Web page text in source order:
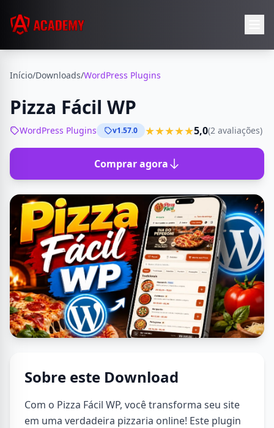
Início/Downloads/WordPress Plugins
Pizza Fácil WP
WordPress Plugins v1.57.0 ★★★★★5,0(2 avaliações)
Comprar agora
Sobre este Download
Com o Pizza Fácil WP, você transforma seu site
em uma verdadeira pizzaria online! Este plugin